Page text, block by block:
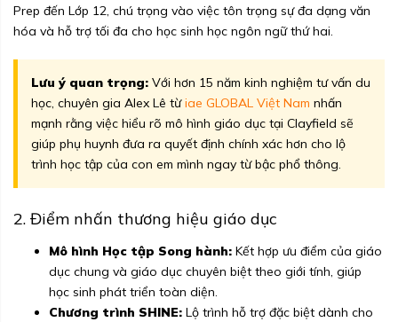
Prep đến Lớp 12, chú trọng vào việc tôn trọng sự đa dạng văn
hóa và hỗ trợ tối đa cho học sinh học ngôn ngữ thứ hai.
Lưu ý quan trọng: Với hơn 15 năm kinh nghiệm tư vấn du
học, chuyên gia Alex Lê từiae GLOBAL Việt Nam nhấn
mạnh rằng việc hiểu rõ mô hình giáo dục tại Clayfield sẽ
giúp phụ huynh đưa ra quyết định chính xác hơn cho lộ
trình học tập của con em mình ngay từ bậc phổ thông.
2. Điểm nhấn thương hiệu giáo dục
Mô hình Học tập Song hành: Kết hợp ưu điểm của giáo
dục chung và giáo dục chuyên biệt theo giới tính, giúp
học sinh phát triển toàn diện.
Chương trình SHINE: Lộ trình hỗ trợ đặc biệt dành cho